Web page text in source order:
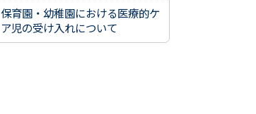
保育園・幼稚園における医療的ケ
ア児の受け入れについて